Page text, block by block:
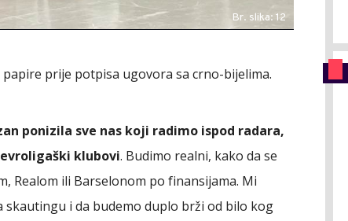
Br. slika: 12
prije potpisa ugovora sa crno-bijelima.
ponizila sve nas koji radimo ispod radara,
klubovi. Budimo realni, kako da se
Realom ili Barselonom po finansijama. Mi
i da budemo duplo brži od bilo kog